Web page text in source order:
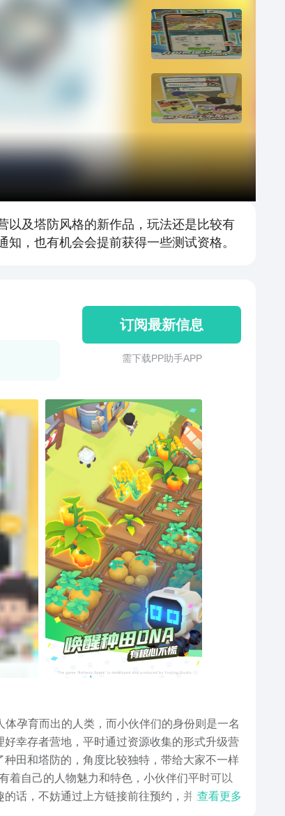
以及塔防风格的新作品，玩法还是比较有
，也有机会会提前获得一些测试资格。
订阅最新信息
需 下 载 P P 助 手 A P P
孕育而出的人类，而小伙伴们的身份则是一名
幸存者营地，平时通过资源收集的形式升级营
田和塔防的，角度比较独特，带给大家不一样
着自己的人物魅力和特色，小伙伴们平时可以
话，不妨通过上方链接前往预约，并且在九游
查看更多